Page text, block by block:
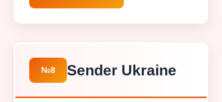
№8 Sender Ukraine